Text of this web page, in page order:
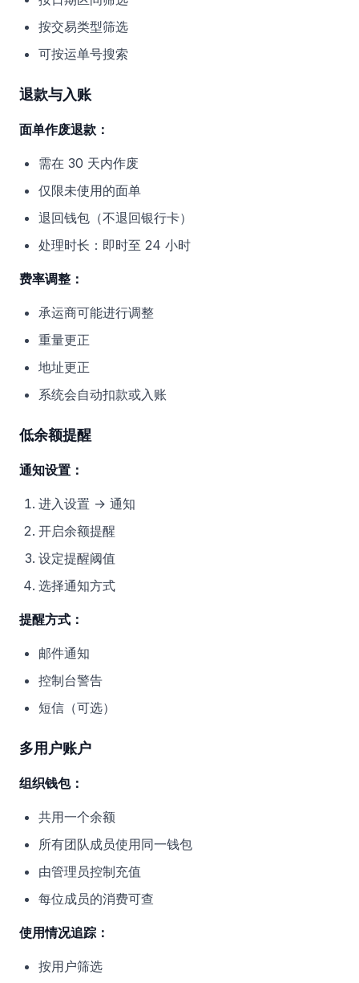
按交易类型筛选
可按运单号搜索
退款与入账
面单作废退款：
需在 30 天内作废
仅限未使用的面单
退回钱包（不退回银行卡）
处理时长：即时至 24 小时
费率调整：
承运商可能进行调整
重量更正
地址更正
系统会自动扣款或入账
低余额提醒
通知设置：
进入设置 → 通知
开启余额提醒
设定提醒阈值
选择通知方式
提醒方式：
邮件通知
控制台警告
短信（可选）
多用户账户
组织钱包：
共用一个余额
所有团队成员使用同一钱包
由管理员控制充值
每位成员的消费可查
使用情况追踪：
按用户筛选